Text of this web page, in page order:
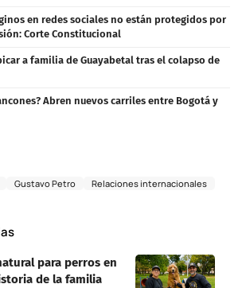
en redes sociales no están protegidos por
Corte Constitucional
a familia de Guayabetal tras el colapso de
Abren nuevos carriles entre Bogotá y
Gustavo Petro Relaciones internacionales
para perros en
de la familia